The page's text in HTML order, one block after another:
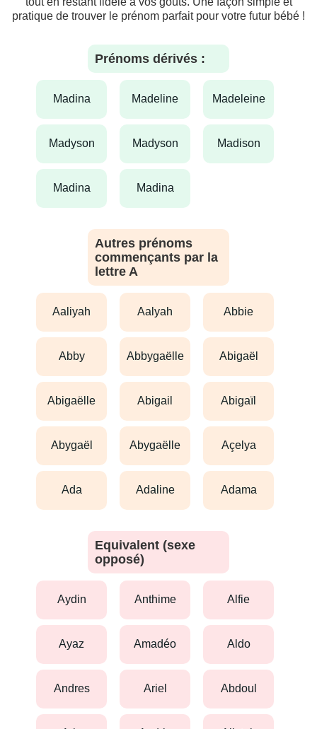
pratique de trouver le prénom parfait pour votre futur bébé !
Prénoms dérivés :
madina madeline madeleine
madyson madyson madison
madina madina
Autres prénoms
commençants par la
lettre A
aaliyah aalyah abbie
abby abbygaëlle abigaël
abigaëlle abigail abigaïl
abygaël abygaëlle açelya
ada adaline adama
Equivalent (sexe
opposé)
aydin anthime alfie
ayaz amadéo aldo
andres ariel abdoul